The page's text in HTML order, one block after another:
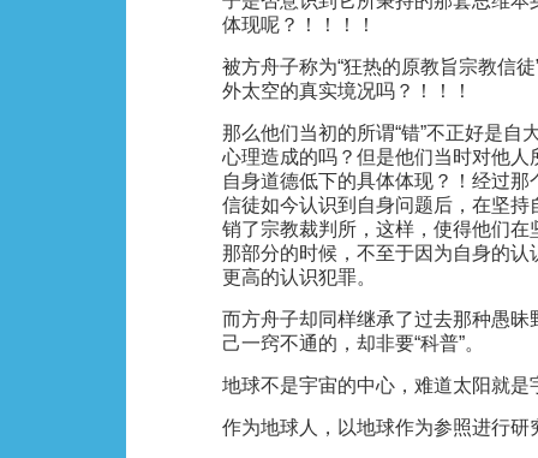
体现呢？！！！！
被方舟子称为“狂热的原教旨宗教信
外太空的真实境况吗？！！！
那么他们当初的所谓“错”不正好是自
心理造成的吗？但是他们当时对他人
自身道德低下的具体体现？！经过
信徒如今认识到自身问题后，在坚持
销了宗教裁判所，这样，使得他们在
那部分的时候，不至于因为自身的认
更高的认识犯罪。
而方舟子却同样继承了过去那种愚昧
己一窍不通的，却非要“科普”。
地球不是宇宙的中心，难道太阳就是
作为地球人，以地球作为参照进行研